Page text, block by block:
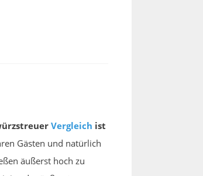
Vergleich ist
Gästen und natürlich
äußerst hoch zu